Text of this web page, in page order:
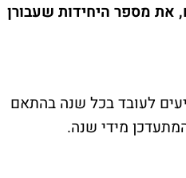
את מספר היחידות שעבורן
לעובד בכל שנה בהתאם
מידי שנה.